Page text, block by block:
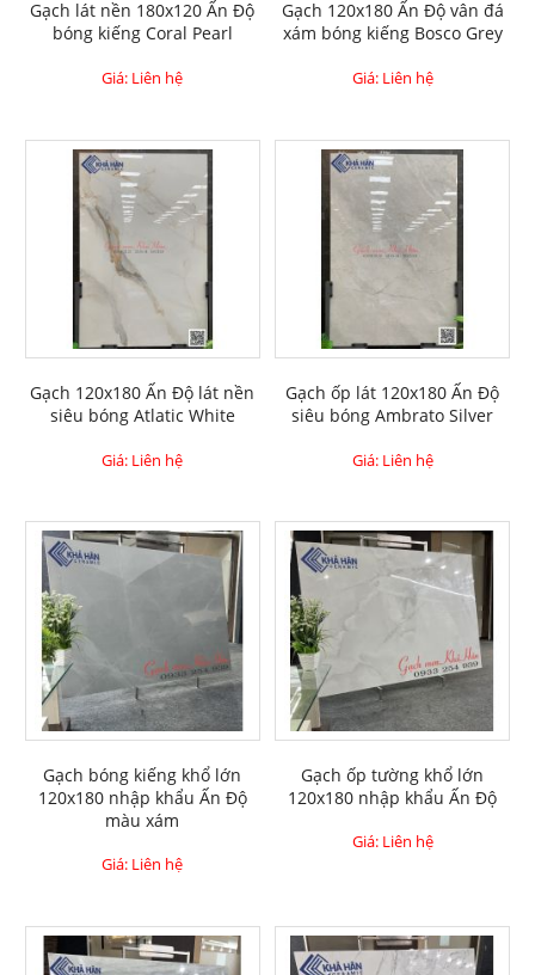
Gạch lát nền 180x120 Ấn Độ
bóng kiếng Coral Pearl
Giá: Liên hệ
Gạch 120x180 Ấn Độ vân đá
xám bóng kiếng Bosco Grey
Giá: Liên hệ
Gạch 120x180 Ấn Độ lát nền
siêu bóng Atlatic White
Giá: Liên hệ
Gạch ốp lát 120x180 Ấn Độ
siêu bóng Ambrato Silver
Giá: Liên hệ
Gạch bóng kiếng khổ lớn
120x180 nhập khẩu Ấn Độ
màu xám
Giá: Liên hệ
Gạch ốp tường khổ lớn
120x180 nhập khẩu Ấn Độ
Giá: Liên hệ